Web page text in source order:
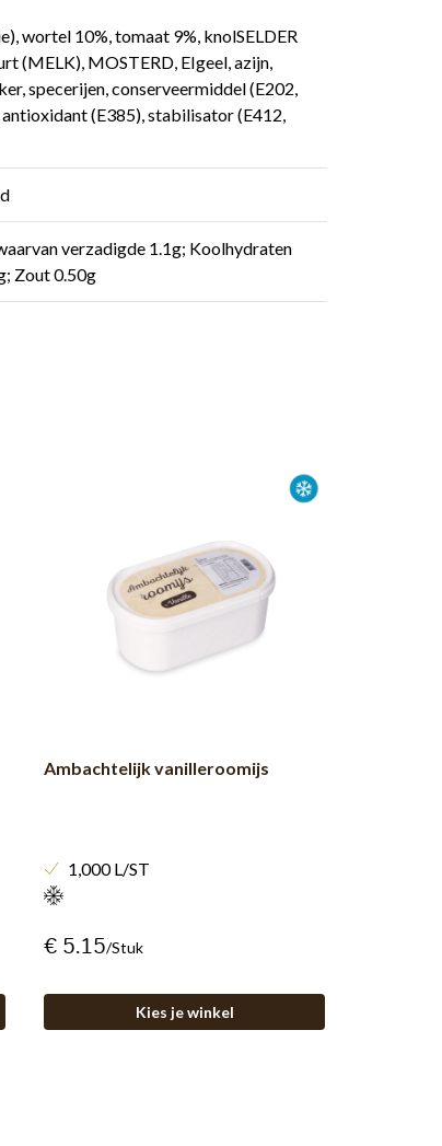
wortel 10%, tomaat 9%, knolSELDER
(MELK), MOSTERD, EIgeel, azijn,
specerijen, conserveermiddel (E202,
(E385), stabilisator (E412,
verzadigde 1.1g; Koolhydraten
Zout 0.50g
Ambachtelijk vanilleroomijs
1,000 L/ST
€ 5.15/stuk
Kies je winkel